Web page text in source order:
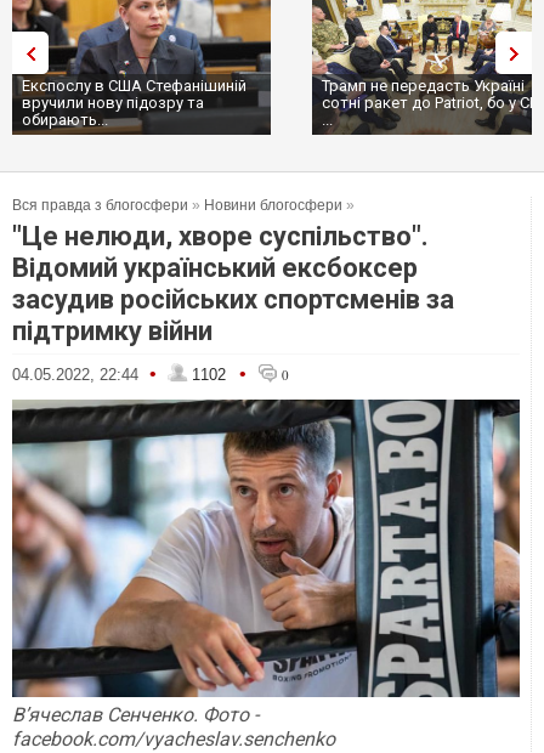
Експослу в США Стефанішиній
вручили нову підозру та
обирають...
Трамп не передасть Україні
сотні ракет до Patriot, бо у
...
Вся правда з блогосфери » Новини блогосфери »
"Це нелюди, хворе суспільство".
Відомий український ексбоксер
засудив російських спортсменів за
підтримку війни
04.05.2022, 22:44 • 1102 • 0
В’ячеслав Сенченко. Фото -
facebook.com/vyacheslav.senchenko